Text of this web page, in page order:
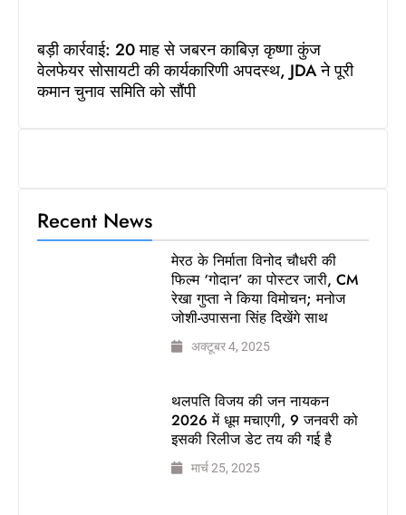
बड़ी कार्रवाई: 20 माह से जबरन काबिज़ कृष्णा कुंज
वेलफेयर सोसायटी की कार्यकारिणी अपदस्थ, JDA ने पूरी
कमान चुनाव समिति को सौंपी
Recent News
मेरठ के निर्माता विनोद चौधरी की
फिल्म ‘गोदान’ का पोस्टर जारी, CM
रेखा गुप्ता ने किया विमोचन; मनोज
जोशी-उपासना सिंह दिखेंगे साथ
अक्टूबर 4, 2025
थलपति विजय की जन नायकन
2026 में धूम मचाएगी, 9 जनवरी को
इसकी रिलीज डेट तय की गई है
मार्च 25, 2025